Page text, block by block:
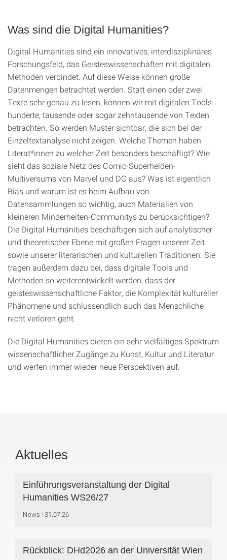
Was sind die Digital Humanities?
Digital Humanities sind ein innovatives, interdisziplinäres
Forschungsfeld, das Geisteswissenschaften mit digitalen
Methoden verbindet. Auf diese Weise können große
Datenmengen betrachtet werden. Statt einen oder zwei
Texte sehr genau zu lesen, können wir mit digitalen Tools
hunderte, tausende oder sogar zehntausende von Texten
betrachten. So werden Muster sichtbar, die sich bei der
Einzeltextanalyse nicht zeigen. Welche Themen haben
Literat*innen zu welcher Zeit besonders beschäftigt? Wie
sieht das soziale Netz des Comic-Superhelden-
Multiversums von Marvel und DC aus? Was ist eigentlich
Bias und warum ist es beim Aufbau von
Datensammlungen so wichtig, auch Materialien von
kleineren Minderheiten-Communitys zu berücksichtigen?
Die Digital Humanities beschäftigen sich auf analytischer
und theoretischer Ebene mit großen Fragen unserer Zeit
sowie unserer literarischen und kulturellen Traditionen. Sie
tragen außerdem dazu bei, dass digitale Tools und
Methoden so weiterentwickelt werden, dass der
geisteswissenschaftliche Faktor, die Komplexität kultureller
Phänomene und schlussendlich auch das Menschliche
nicht verloren geht.
Die Digital Humanities bieten ein sehr vielfältiges Spektrum
wissenschaftlicher Zugänge zu Kunst, Kultur und Literatur
und werfen immer wieder neue Perspektiven auf.
Aktuelles
Einführungsveranstaltung der Digital
Humanities WS26/27
News 31.07.26
Rückblick: DHd2026 an der Universität Wien